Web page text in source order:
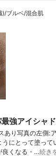
)/ブルベ/混合肌
強アイシャ
あり写真の左側:
うにとって塗って
良くなる・…続き